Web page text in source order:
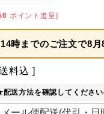
ポイント進呈]
14時までのご注文で8月
料込
送方法を確認してください